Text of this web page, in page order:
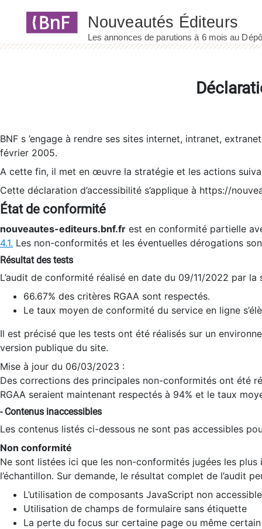
BNF s ’engage à rendre ses sites internet, intranet,
février 2005.
A cette fin, il met en œuvre la stratégie et les actions
Cette déclaration d’accessibilité s’applique à https://
État de conformité
nouveautes-editeurs.bnf.fr est en conformité partielle
4.1. Les non-conformités et les éventuelles dérogations
Résultat des tests
L’audit de conformité réalisé en date du 09/11/2022 par
66.67% des critères RGAA sont respectés.
Le taux moyen de conformité du service en ligne
Il est précisé que les tests ont été réalisés sur un
version publique du site.
Mise à jour du 06/03/2023 :
Des corrections des principales non-conformités ont été
RGAA seraient maintenant respectés à 94% et le taux
- Contenus inaccessibles
Les contenus listés ci-dessous ne sont pas accessibles
Non conformité
Ne sont listées ici que les non-conformités jugées les
l’échantillon. Sur demande, le résultat complet de l’audit
L’utilisation de composants JavaScript non
Utilisation de champs de formulaire sans étiquette
La perte du focus sur certaine page ou même